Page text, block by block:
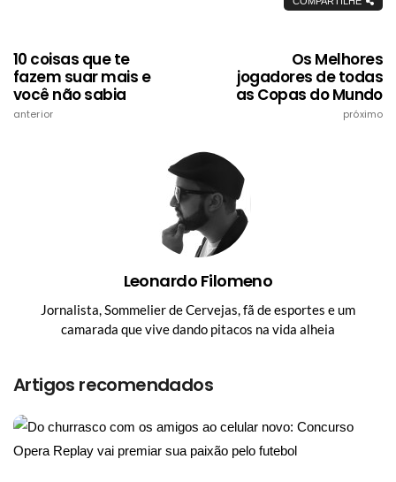
10 coisas que te
fazem suar mais e
você não sabia
anterior
Os Melhores
jogadores de todas
as Copas do Mundo
próximo
Leonardo Filomeno
Jornalista, Sommelier de Cervejas, fã de esportes e um
camarada que vive dando pitacos na vida alheia
Artigos recomendados